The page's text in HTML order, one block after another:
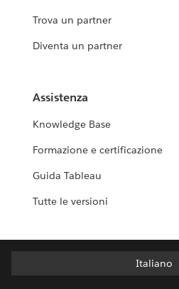
Trova un partner
Diventa un partner
Assistenza
Knowledge Base
Formazione e certificazione
Guida Tableau
Tutte le versioni
Italiano
Italiano